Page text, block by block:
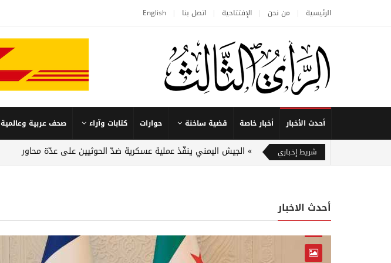
الرئيسية من نحن الإفتتاحية اتصل بنا English
أحدث الأخبار أخبار خاصة قضية ساخنة حوارات كتابات وآراء صحف عربية وعالمية
شريط إخباري الجيش اليمني ينفّذ عملية عسكرية ضدّ الحوثيين على عدّة محاور
أحدث الاخبار